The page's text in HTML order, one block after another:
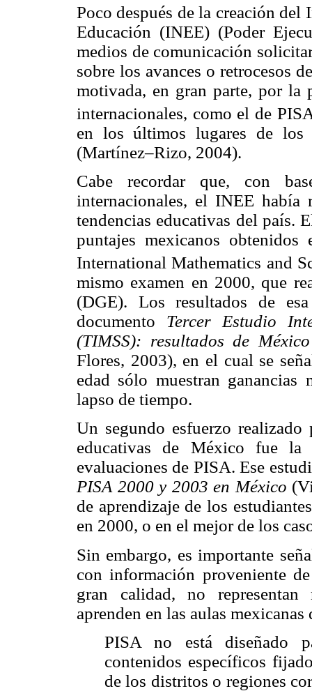
Poco después de la creación
Educación (INEE) (Poder
medios de comunicación
sobre los avances o retrocesos
motivada, en gran parte, por la
internacionales, como el de
en los últimos lugares de los
(Martínez–Rizo, 2004).
Cabe recordar que, con
internacionales, el INEE había
tendencias educativas del país.
puntajes mexicanos
International Mathematics and
mismo examen en 2000, que
(DGE). Los resultados de
documento Tercer Estudio
(TIMSS): resultados de
Flores, 2003), en el cual se
edad sólo muestran ganancias
lapso de tiempo.
Un segundo esfuerzo
educativas de México fue la
evaluaciones de PISA. Ese
PISA 2000 y 2003 en México
de aprendizaje de los
en 2000, o en el mejor de los
Sin embargo, es importante
con información proveniente
gran calidad, no representan
aprenden en las aulas
PISA no está diseñado
contenidos específicos
de los distritos o regiones